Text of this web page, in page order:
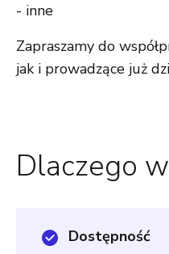
- inne
Zapraszamy do
jak i prowadzące już
Dlaczego
Dostępność